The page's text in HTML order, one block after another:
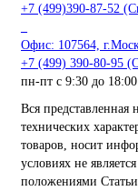
+7 (499)390-87-52
Офис: 107564,
+7 (499) 390-80-95
пн-пт с 9:30 до
Вся представленная
технических
товаров, носит
условиях не
положениями